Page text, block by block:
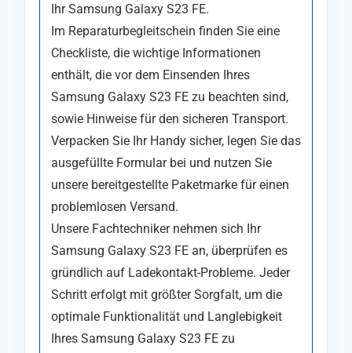
Ihr Samsung Galaxy S23 FE.
Im Reparaturbegleitschein finden Sie eine
Checkliste, die wichtige Informationen
enthält, die vor dem Einsenden Ihres
Samsung Galaxy S23 FE zu beachten sind,
sowie Hinweise für den sicheren Transport.
Verpacken Sie Ihr Handy sicher, legen Sie das
ausgefüllte Formular bei und nutzen Sie
unsere bereitgestellte Paketmarke für einen
problemlosen Versand.
Unsere Fachtechniker nehmen sich Ihr
Samsung Galaxy S23 FE an, überprüfen es
gründlich auf Ladekontakt-Probleme. Jeder
Schritt erfolgt mit größter Sorgfalt, um die
optimale Funktionalität und Langlebigkeit
Ihres Samsung Galaxy S23 FE zu